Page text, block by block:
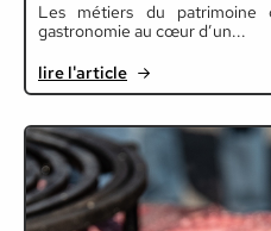
Les métiers du patrimoine
gastronomie au cœur d’un...
lire l'article